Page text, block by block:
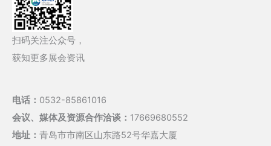
扫码关注公众号，
获知更多展会资讯
电话： 0532-85861016
会议、媒体及资源合作洽谈： 17669680552
地址： 青岛市市南区山东路52号华嘉大厦